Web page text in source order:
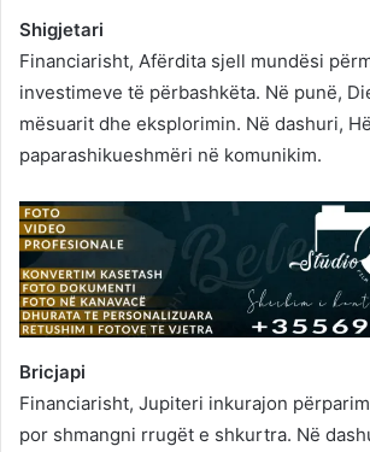
Shigjetari
Financiarisht, Afërdita sjell mundësi
investimeve të përbashkëta. Në punë,
mësuarit dhe eksplorimin. Në dashuri,
paparashikueshmëri në komunikim.
Bricjapi
Financiarisht, Jupiteri inkurajon
por shmangni rrugët e shkurtra. Në